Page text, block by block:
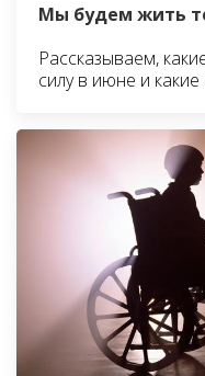
Мы будем жить
Рассказываем,
силу в июне и